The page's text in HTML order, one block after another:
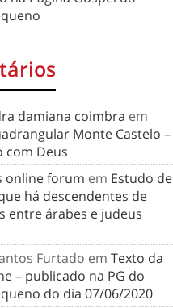
damiana coimbra em
Monte Castelo –
com Deus
online forum em Estudo de
há descendentes de
entre árabes e judeus
Furtado em Texto da
– publicado na PG do
do dia 07/06/2020